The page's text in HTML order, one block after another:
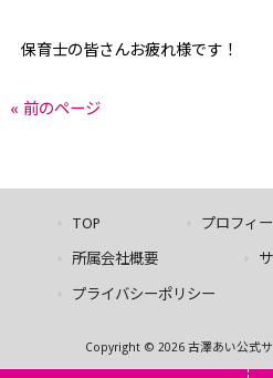
保育士の皆さんお疲れ様です！
« 前のページ
TOP プロフィ
所属会社概要
プライバシーポリシー
Copyright © 2026 古澤あい公式